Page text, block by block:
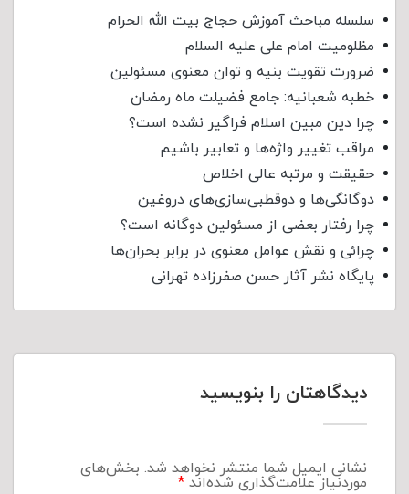
سلسله مباحث آموزش حجاج بیت الله الحرام
مظلومیت امام علی علیه السلام
ضرورت تقویت بنیه و توان معنوی مسئولین
خطبه شعبانیه: جامع فضیلت ماه رمضان
چرا دین مبین اسلام فراگیر نشده است؟
مراقب تغییر واژه‌ها و تعابیر باشیم
حقیقت و مرتبه عالی اخلاص
دوگانگی‌ها و دوقطبی‌سازی‌های دروغین
چرا رفتار بعضی از مسئولین دوگانه است؟
چرائی و نقش عوامل معنوی در برابر بحران‌ها
پایگاه نشر آثار حسن صفرزاده تهرانی
دیدگاهتان را بنویسید
نشانی ایمیل شما منتشر نخواهد شد. بخش‌های
موردنیاز علامت‌گذاری شده‌اند*